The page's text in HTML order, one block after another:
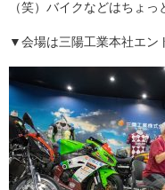
（笑）バイクなどはちょ
▼会場は三陽工業本社エン